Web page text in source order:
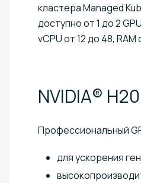
кластера Managed
доступно от 1 до 2
vCPU от 12 до 48, RAM
NVIDIA®
Профессиональный
для ускорения